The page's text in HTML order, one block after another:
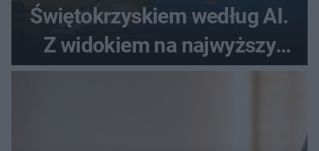
Świętokrzyskiem według AI.
Z widokiem na najwyższy
szczyt Gór Świętokrzyskich